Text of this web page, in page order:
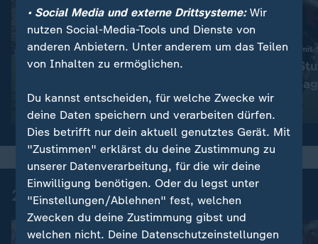
3:1 beim FC St. Pauli:
VfL Wolfsburg gewinnt
Rieras letztes Spiel mit
Remis reicht
Champions
2. Bundesliga - Highlights
• Social Media und externe Drittsysteme:Wir
nutzen Social-Media-Tools und Dienste von
anderen Anbietern. Unter anderem um das Teilen
von Inhalten zu ermöglichen.
Du kannst entscheiden, für welche Zwecke wir
deine Daten speichern und verarbeiten dürfen.
Dies betrifft nur dein aktuell genutztes Gerät. Mit
"Zustimmen" erklärst du deine Zustimmung zu
unserer Datenverarbeitung, für die wir deine
Einwilligung benötigen. Oder du legst unter
"Einstellungen/Ablehnen" fest, welchen
Zwecken du deine Zustimmung gibst und
welchen nicht. Deine Datenschutzeinstellungen